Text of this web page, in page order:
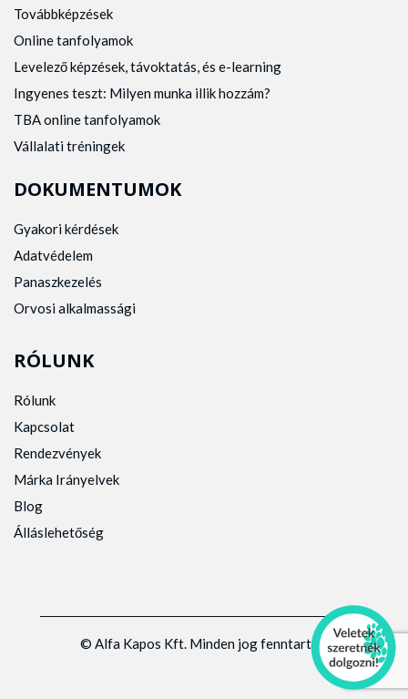
Továbbképzések
Online tanfolyamok
Levelező képzések, távoktatás, és e-learning
Ingyenes teszt: Milyen munka illik hozzám?
TBA online tanfolyamok
Vállalati tréningek
DOKUMENTUMOK
Gyakori kérdések
Adatvédelem
Panaszkezelés
Orvosi alkalmassági
RÓLUNK
Rólunk
Kapcsolat
Rendezvények
Márka Irányelvek
Blog
Álláslehetőség
© Alfa Kapos Kft. Minden jog fenntartva.